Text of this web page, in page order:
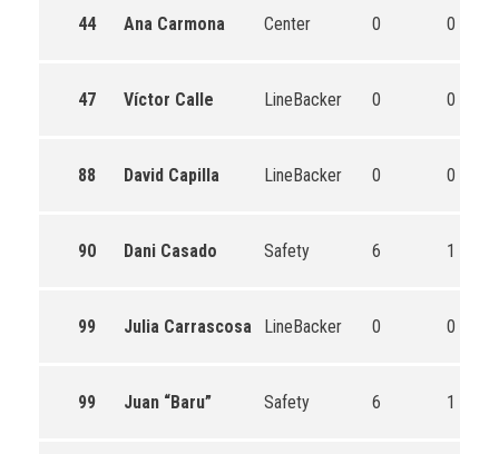
44 Ana Carmona Center 0 0
47 Víctor Calle LineBacker 0 0
88 David Capilla LineBacker 0 0
90 Dani Casado Safety 6 1
99 Julia Carrascosa LineBacker 0 0
99 Juan “Baru” Safety 6 1